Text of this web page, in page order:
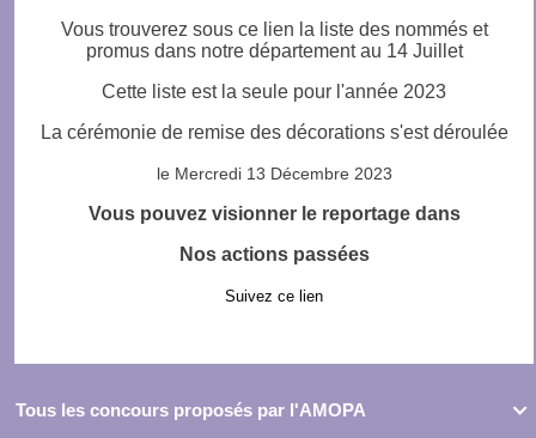
Vous trouverez sous ce lien la liste des nommés et
promus dans notre département au 14 Juillet
Cette liste est la seule pour l'année 2023
La cérémonie de remise des décorations s'est déroulée
le Mercredi 13 Décembre 2023
Vous pouvez visionner le reportage dans
Nos actions passées
Suivez ce lien

Tous les concours proposés par l'AMOPA